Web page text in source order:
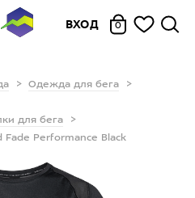
ВХОД 0
Одежда для бега
для бега
Fade Performance Black